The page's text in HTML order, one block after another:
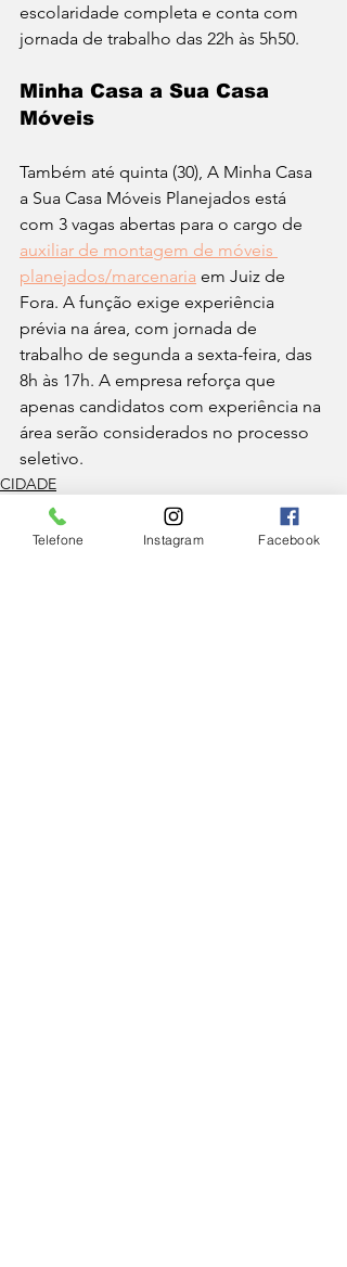
escolaridade completa e conta com
jornada de trabalho das 22h às 5h50.
Minha Casa a Sua Casa
Móveis
Também até quinta (30), A Minha Casa
a Sua Casa Móveis Planejados está
com 3 vagas abertas para o cargo de
auxiliar de montagem de móveis
planejados/marcenaria em Juiz de
Fora. A função exige experiência
prévia na área, com jornada de
trabalho de segunda a sexta-feira, das
8h às 17h. A empresa reforça que
apenas candidatos com experiência na
área serão considerados no processo
seletivo.
CIDADE
Telefone Instagram Facebook